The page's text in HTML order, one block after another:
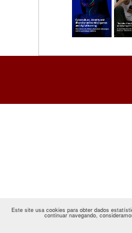
Este site usa cookies para obter dados
continuar navegando,